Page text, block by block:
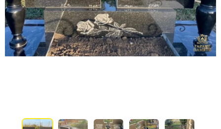
Памятники Мусульманские
Памятники Армянские
Европейские памятники
Памятники "Клипарт"
Креативные памятники